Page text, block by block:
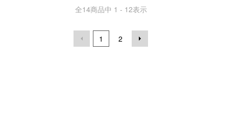
全14商品中 1 - 12表示
1 2